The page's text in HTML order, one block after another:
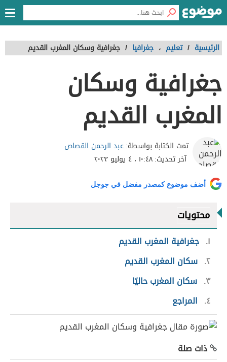
الرئيسية / تعليم ، جغرافيا / جغرافية وسكان المغرب القديم
جغرافية وسكان
المغرب القديم
تمت الكتابة بواسطة:عبد الرحمن القصاص
آخر تحديث:١٠:٤٨ ، ٤ يوليو ٢٠٢٣
أضف موضوع كمصدر مفضل في جوجل
محتويات
١ جغرافية المغرب القديم
٢ سكان المغرب القديم
٣ سكان المغرب حاليًا
٤
المراجع
ذات صلة